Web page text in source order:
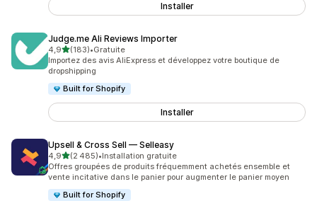
Installer
Judge.me Ali Reviews Importer
4,9étoile(s) sur 5
(183)
183 avis au total
•Gratuite
Importez des avis AliExpress et développez votre boutique de
dropshipping
Built for Shopify
Installer
Upsell & Cross Sell — Selleasy
4,9étoile(s) sur 5
(2 485)
2485 avis au total
•Installation gratuite
Offres groupées de produits fréquemment achetés ensemble et
vente incitative dans le panier pour augmenter le panier moyen
Built for Shopify